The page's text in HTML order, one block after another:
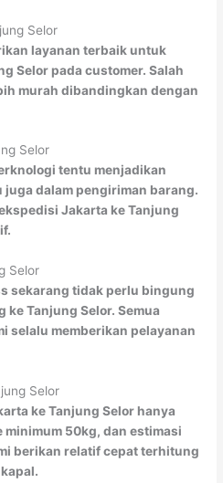
Selor
layanan terbaik untuk
Selor pada customer. Salah
murah dibandingkan dengan
Selor
tentu menjadikan
juga dalam pengiriman barang.
Jakarta ke Tanjung
Selor
sekarang tidak perlu bingung
ke Tanjung Selor. Semua
selalu memberikan pelayanan
Selor
ke Tanjung Selor hanya
50kg, dan estimasi
berikan relatif cepat terhitung